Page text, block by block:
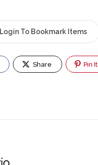
Login To Bookmark Items
Share Pin It